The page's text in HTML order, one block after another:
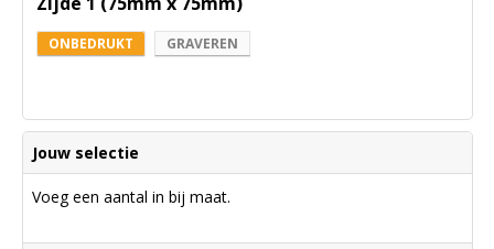
ONBEDRUKT GRAVEREN
Jouw selectie
Voeg een aantal in bij maat.